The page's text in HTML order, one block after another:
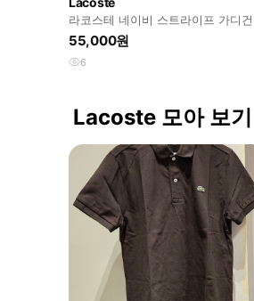
라코스테 네이비 스트라이프 가디건
55,000원
6
Lacoste 모아 보기